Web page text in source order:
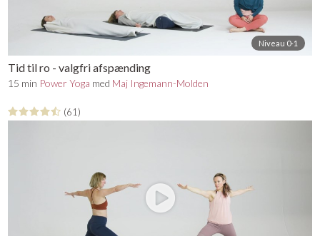
Niveau 0-1
Tid til ro - valgfri afspænding
15 min Power Yoga med Maj Ingemann-Molden
(61)